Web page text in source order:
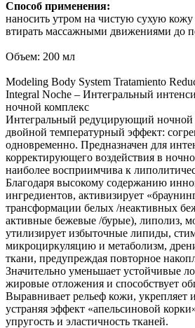
Способ применения:
наносить утром на чистую сухую
втирать массажными движениями до
Объем: 200 мл
Modeling Body System Tratamiento
Integral Noche – Интегральный
ночной комплекс
Интегральный редуцирующий ночной
двойной температурный эффект:
одновременно. Предназначен для
корректирующего воздействия в
наиболее восприимчива к
Благодаря высокому содержанию
ингредиентов, активизирует
трансформации белых /неактивных
активные бежевые /бурые), липолиз,
утилизирует избыточные липиды,
микроциркуляцию и метаболизм,
ткани, предупреждая повторное
Значительно уменьшает устойчивые
жировые отложения и способствует
Выравнивает рельеф кожи, укрепляет
устраняя эффект «апельсиновой
упругость и эластичность тканей.